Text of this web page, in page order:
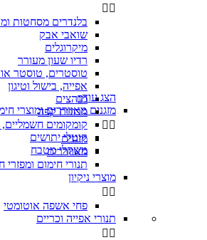
 
בלנדרים מסחטות
שואבי אבק
מיקרוגלים
רדיו שעון מעורר
טוסטרים, טוסטר
אפייה, בישול וטיגון
מגהצים
מכונות קפה
קומקומים
קוטלי יתושים
משקלי מטבח
הצג עוד
מזגנים מאווררים ומוצרי
 
מזגנים
מאווררים
תנורי חימום ומפזרי
מוצרי ניקיון
 
פחי אשפה אוטומטי
תנורי אפייה וכריים
 